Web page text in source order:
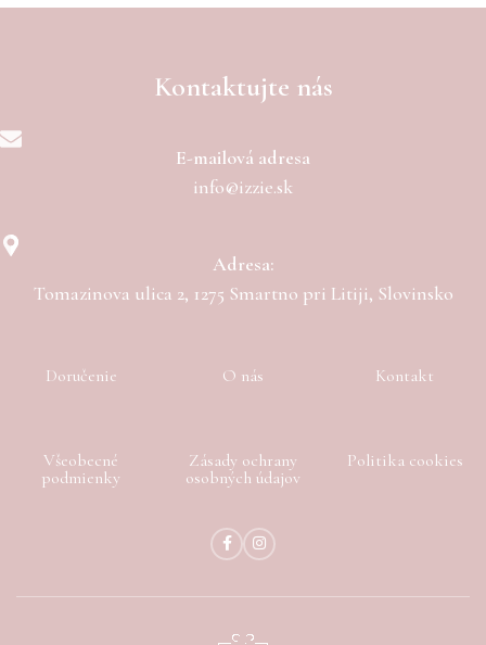
Kontaktujte nás
E-mailová adresa
info@izzie.sk
Adresa:
Tomazinova ulica 2, 1275 Smartno pri Litiji, Slovinsko
Doručenie O nás Kontakt
Všeobecné
podmienky
Zásady ochrany
osobných údajov
Politika cookies